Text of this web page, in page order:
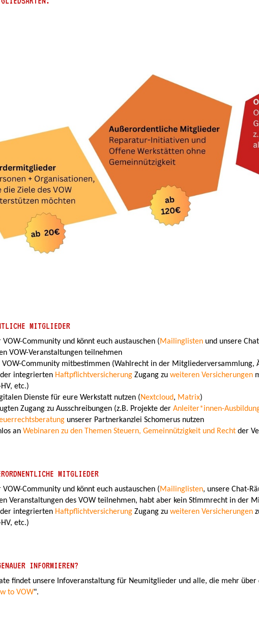
MITGLIEDER
Community und könnt euch austauschen (Mailinglisten und unsere
VOW-Veranstaltungen teilnehmen
Community mitbestimmen (Wahlrecht in der Mitgliederversammlung,
integrierten Haftpflichtversicherung Zugang zu weiteren Versicherungen
etc.)
Dienste für eure Werkstatt nutzen (Nextcloud, Matrix)
Zugang zu Ausschreibungen (z.B. Projekte der Anleiter*innen-
unserer Partnerkanzlei Schomerus nutzen
an Webinaren zu den Themen Steuern, Gemeinnützigkeit und Recht der
MITGLIEDER
Community und könnt euch austauschen (Mailinglisten, unsere Chat-
Veranstaltungen des VOW teilnehmen, habt aber kein Stimmrecht in der
integrierten Haftpflichtversicherung Zugang zu weiteren Versicherungen
etc.)
INFORMIEREN?
findet unsere Infoveranstaltung für Neumitglieder und alle, die mehr
to VOW".